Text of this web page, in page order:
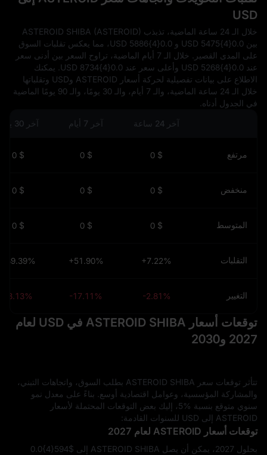
USD
خلال الـ 24 ساعة الماضية، تذبذب ASTEROID SHIBA (ASTEROID)
بين 0.0{4}5475 USD و 0.0{4}5886 USD، مما يعكس تقلبات السوق
على المدى القصير. خلال الـ 7 أيام الماضية، تراوح السعر بين أدنى سعر
عند 0.0{4}5268 USD وأعلى سعر عند 0.0{4}8734 USD. يمكنك
الاطلاع على بيانات تفصيلية لحركة أسعار ASTEROID وUSD وتقلباتها
خلال الـ 24 ساعة الماضية، والـ 7 أيام، والـ 30 يومًا، والـ 90 يومًا الماضية
في الجدول أدناه.
آخر 24 ساعة
آخر 7 أيام آخر 30 يومًا
مرتفع $ 0
$ 0
$ 0
منخفض $ 0
$ 0
$ 0
المتوسط $ 0
$ 0
$ 0
التقلبات +7.22%
+51.90%
+89.39%
التغيير -2.81%
-17.11%
-3.13%
توقعات أسعار ASTEROID SHIBA في USD لعام
2027 و2030
تتأثر توقعات سعر ASTEROID SHIBA بطلب السوق، واتجاهات التبني،
والمشاركة المؤسسية، وعوامل اقتصادية أوسع. بناءً على معدل نمو
سنوي متوقع بنسبة %5، إليك بعض التوقعات المحتملة لأسعار
ASTEROID إلى USD للسنوات القادمة:
توقعات أسعار ASTEROID لعام 2027
بحلول 2027، يمكن أن يصل ASTEROID SHIBA إلى $‎0.0{4}594